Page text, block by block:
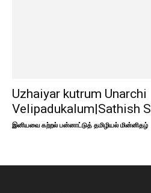
Uzhaiyar kutrum Unarchi
Velipadukalum|Sathish S
இனியவை கற்றல் பன்னாட்டுத் தமிழியல் மின்னிதழ்